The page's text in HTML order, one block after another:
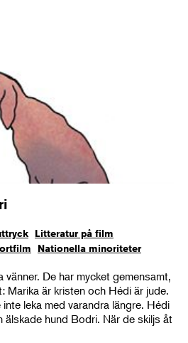
Litteratur på film
Nationella minoriteter
De har mycket gemensamt,
Marika är kristen och Hédi är jude.
leka med varandra längre. Hédi
älskade hund Bodri. När de skiljs åt